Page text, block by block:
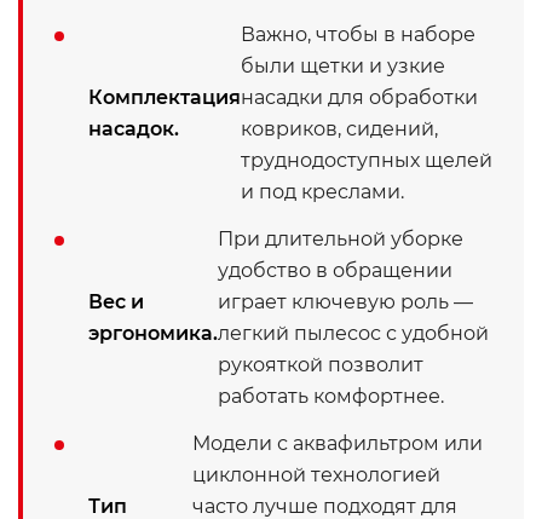
Комплектация
насадок.
Важно, чтобы в наборе
были щетки и узкие
насадки для обработки
ковриков, сидений,
труднодоступных щелей
и под креслами.
Вес и
эргономика.
При длительной уборке
удобство в обращении
играет ключевую роль —
легкий пылесос с удобной
рукояткой позволит
работать комфортнее.
Тип
Модели с аквафильтром или
циклонной технологией
часто лучше подходят для